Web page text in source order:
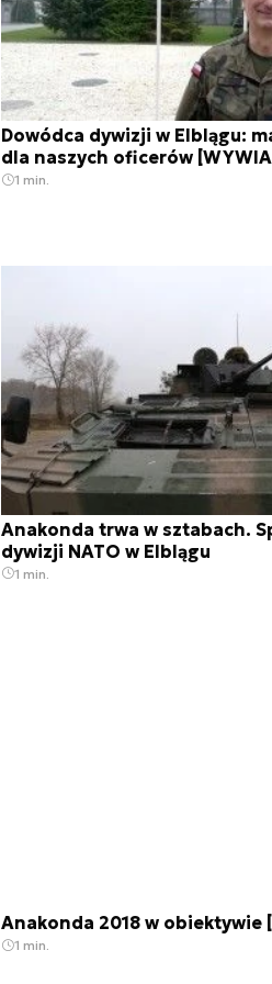
Dowódca dywizji w Elblągu:
dla naszych oficerów
1 min.
Anakonda trwa w sztabach.
dywizji NATO w Elblągu
1 min.
Anakonda 2018 w obiektywie
1 min.